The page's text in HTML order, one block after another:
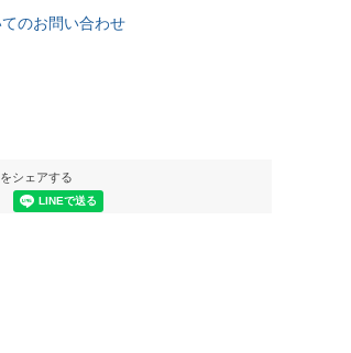
のお問い合わせ
シェアする